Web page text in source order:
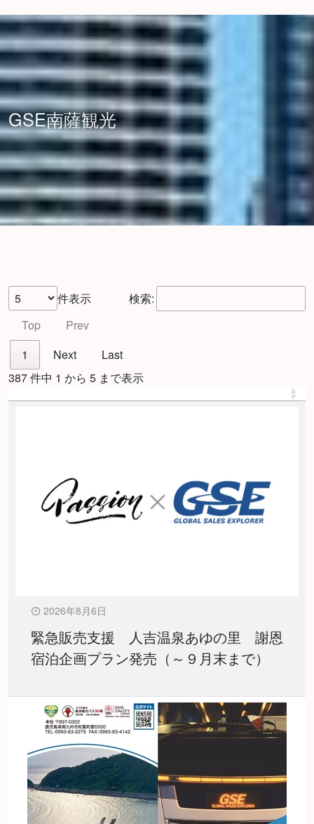
GSE南薩観光
件表示
検索:
Top
Prev
1
Next
Last
387 件中 1 から 5 まで表示
2026年8月6日
緊急販売支援 人吉温泉あゆの里 謝恩
宿泊企画プラン発売（～９月末まで）